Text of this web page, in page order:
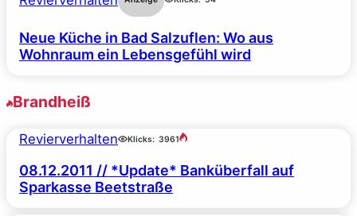
Neue Küche in Bad Salzuflen: Wo aus
Wohnraum ein Lebensgefühl wird
Brandheiß
Revierverhalten Klicks: 3961
08.12.2011 // *Update* Banküberfall auf
Sparkasse Beetstraße